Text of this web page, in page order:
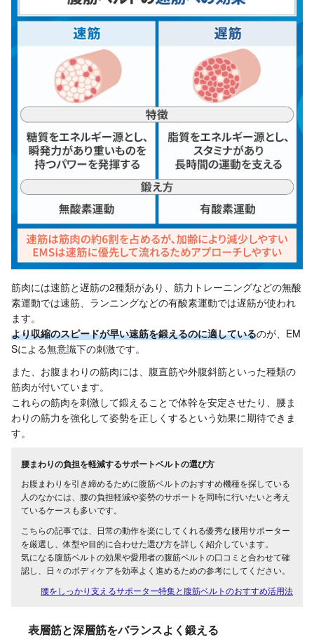
筋肉には速筋と遅筋の2種類があり、筋力トレーニングなどの無酸
素運動では速筋、ランニングなどの有酸素運動では遅筋が使われ
ます。
より収縮のスピードが早い速筋を鍛えるのに適しているのが、EM
Sによる無意識下の刺激です。
また、お腹まわりの筋肉には、腹直筋や外腹斜筋といった種類の
筋肉が付いています。
これらの筋肉を刺激して鍛えることで体幹を安定させたり、腰ま
わりの筋力を強化して姿勢を正しくするという効果に期待できま
す。
腰まわりの負担を軽減するサポートベルトの選び方
お腹まわりを引き締めるために腹筋ベルトのおすすめ機種を探している
人のなかには、腰の負担軽減や姿勢のサポートを同時に行いたいと考え
ているケースも多いです。
こちらの記事では、日常の動作を楽にしてくれる優秀な腰用サポーター
を厳選し、体型や目的に合わせた選び方を詳しく紹介しています。
気になる腹筋ベルトの効果や愛用者の腹筋ベルトの口コミと合わせて確
認し、日々のボディケアを効率よく進めるための参考にしてください。
腰をしっかり支えるサポーター特集と腹筋ベルトのおすすめ活用法
表層筋と深層筋をバランスよく鍛える